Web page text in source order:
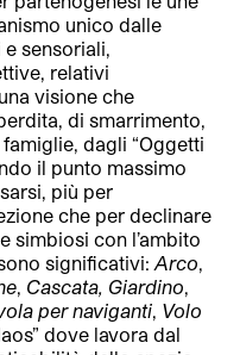
unico dalle
sensoriali,
relativi
visione che
di smarrimento,
dagli “Oggetti
il punto massimo
più per
che per declinare
simbiosi con l’ambito
significativi:Arco,
, Cascata, Giardino,
per naviganti, Volo
dove lavora dal